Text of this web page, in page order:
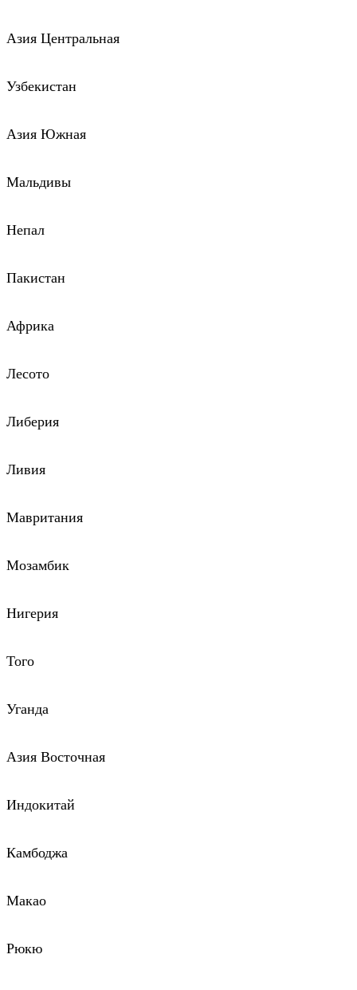
Азия Центральная
Узбекистан
Азия Южная
Мальдивы
Непал
Пакистан
Африка
Лесото
Либерия
Ливия
Мавритания
Мозамбик
Нигерия
Того
Уганда
Азия Восточная
Индокитай
Камбоджа
Макао
Рюкю